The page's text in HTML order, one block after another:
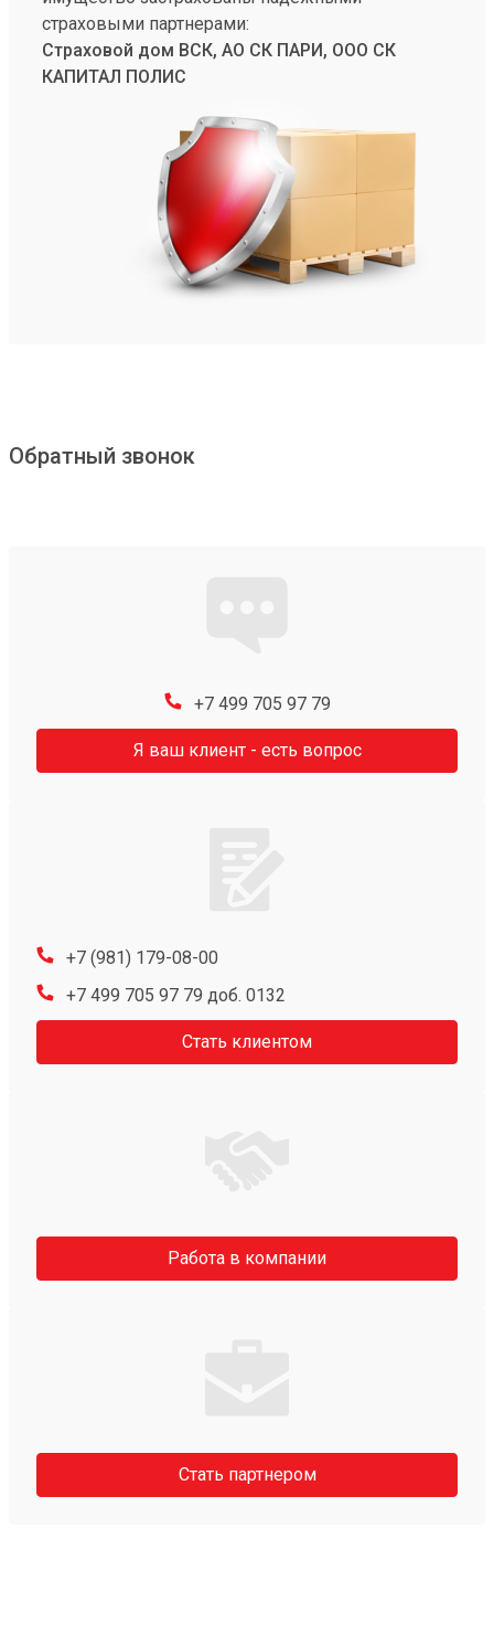
страховыми партнерами:
Страховой дом ВСК, АО СК ПАРИ, ООО СК
КАПИТАЛ ПОЛИС
Обратный звонок
+7 499 705 97 79
Я ваш клиент - есть вопрос
+7 (981) 179-08-00
+7 499 705 97 79 доб. 0132
Стать клиентом
Работа в компании
Стать партнером